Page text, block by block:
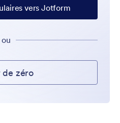
vers Jotform
ou
de zéro